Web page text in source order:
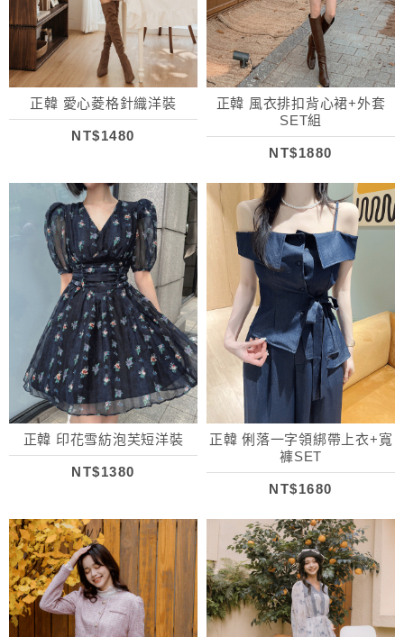
正韓 愛心菱格針織洋裝
NT$1480
正韓 風衣排扣背心裙+外套
SET組
NT$1880
正韓 印花雪紡泡芙短洋裝
NT$1380
正韓 俐落一字領綁帶上衣+寬
褲SET
NT$1680